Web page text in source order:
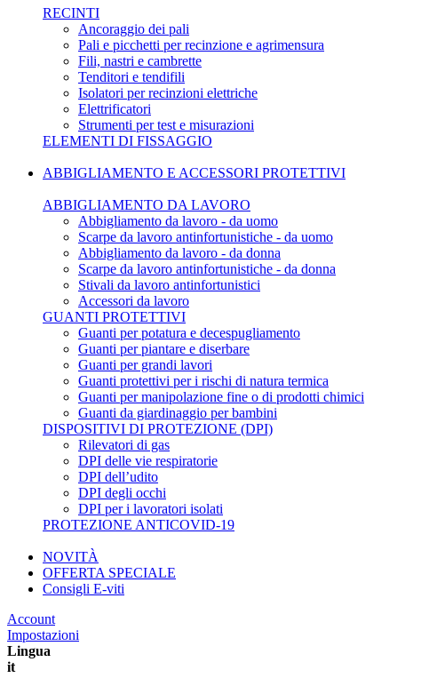
RECINTI
Ancoraggio dei pali
Pali e picchetti per recinzione e agrimensura
Fili, nastri e cambrette
Tenditori e tendifili
Isolatori per recinzioni elettriche
Elettrificatori
Strumenti per test e misurazioni
ELEMENTI DI FISSAGGIO
ABBIGLIAMENTO E ACCESSORI PROTETTIVI
ABBIGLIAMENTO DA LAVORO
Abbigliamento da lavoro - da uomo
Scarpe da lavoro antinfortunistiche - da uomo
Abbigliamento da lavoro - da donna
Scarpe da lavoro antinfortunistiche - da donna
Stivali da lavoro antinfortunistici
Accessori da lavoro
GUANTI PROTETTIVI
Guanti per potatura e decespugliamento
Guanti per piantare e diserbare
Guanti per grandi lavori
Guanti protettivi per i rischi di natura termica
Guanti per manipolazione fine o di prodotti chimici
Guanti da giardinaggio per bambini
DISPOSITIVI DI PROTEZIONE (DPI)
Rilevatori di gas
DPI delle vie respiratorie
DPI dell’udito
DPI degli occhi
DPI per i lavoratori isolati
PROTEZIONE ANTICOVID-19
NOVITÀ
OFFERTA SPECIALE
Consigli E-viti
Account
Impostazioni
Lingua
it